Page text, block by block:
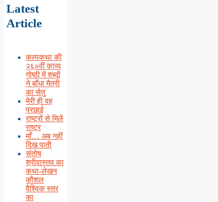
Latest
Article
कल्पकथा की
२६०वीं काव्य
गोष्ठी में शब्दों
ने बाँधा मैत्री
का सेतु
मेरी ही वह
परछाई
राष्ट्रों से मिलें
राष्ट्र
माँ… अब नहीं
दिख पाती
संतोष
श्रीवास्तव का
कथा-लेखन
कौशल
वैश्विक स्तर
का